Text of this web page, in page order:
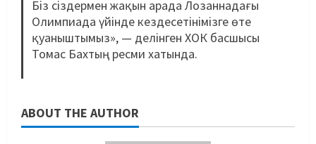
Біз сіздермен жақын арада Лозаннадағы
Олимпиада үйінде кездесетінімізге өте
қуаныштымыз», — делінген ХОК басшысы
Томас Бахтың ресми хатында.
ABOUT THE AUTHOR